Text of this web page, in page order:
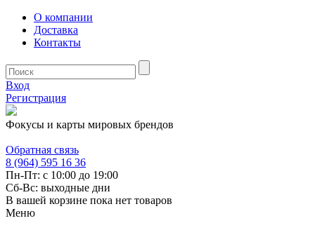
О компании
Доставка
Контакты
Вход
Регистрация
Фокусы и карты мировых брендов
Обратная связь
8 (964) 595 16 36
Пн-Пт: с 10:00 до 19:00
Сб-Вс: выходные дни
В вашей корзине пока нет товаров
Меню